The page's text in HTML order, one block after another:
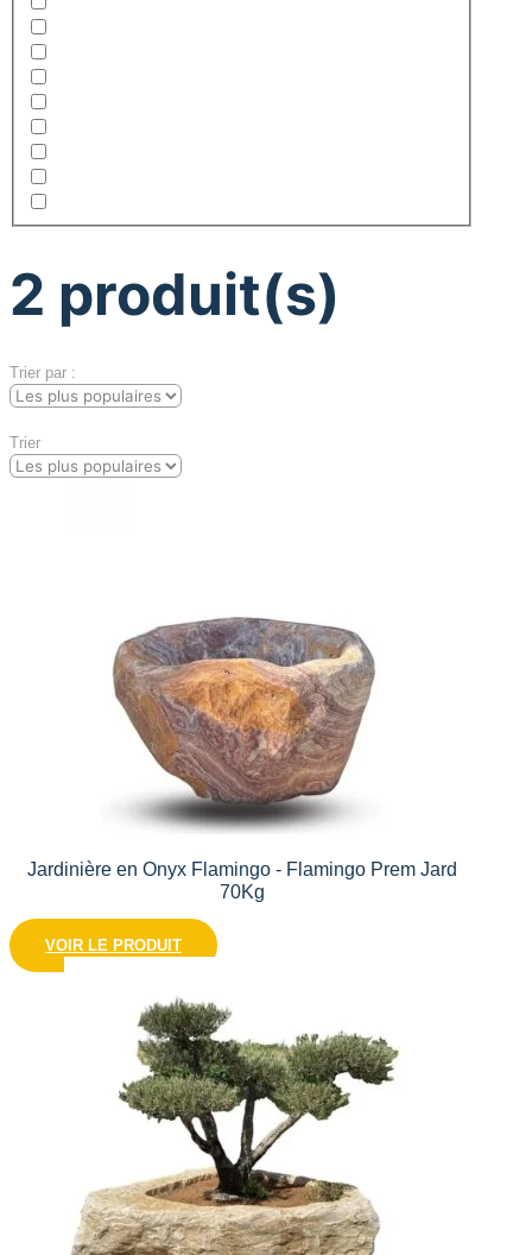
2 produit(s)
Trier par :
Trier
Jardinière en Onyx Flamingo - Flamingo Prem Jard
70Kg
VOIR LE PRODUIT